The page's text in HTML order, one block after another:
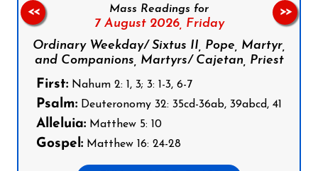
Mass Readings for
7 August 2026, Friday
Ordinary Weekday/ Sixtus II, Pope, Martyr,
and Companions, Martyrs/ Cajetan, Priest
First: Nahum 2: 1, 3; 3: 1-3, 6-7
Psalm: Deuteronomy 32: 35cd-36ab, 39abcd, 41
Alleluia: Matthew 5: 10
Gospel: Matthew 16: 24-28
<< >>